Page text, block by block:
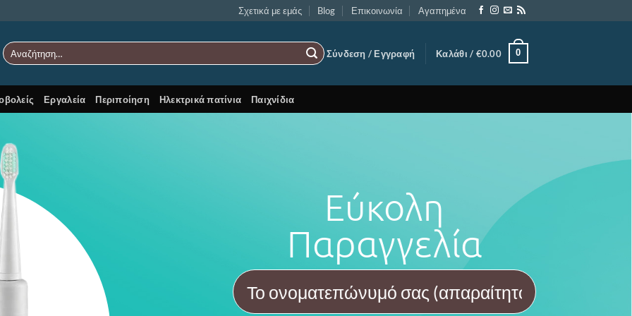
Σχετικά με εμάς Blog Επικοινωνία Αγαπημένα
Αναζήτηση
για:
Σύνδεση / Εγγραφή Καλάθι / €0.00 0
Εργαλεία Περιποίηση Ηλεκτρικά πατίνια Παιχνίδια
Εύκολη
Παραγγελία